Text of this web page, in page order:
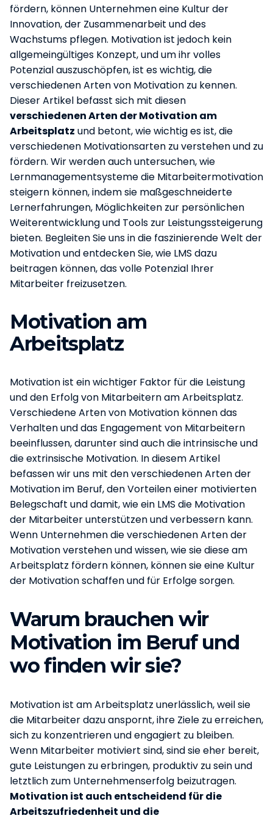
fördern, können Unternehmen eine Kultur der
Innovation, der Zusammenarbeit und des
Wachstums pflegen. Motivation ist jedoch kein
allgemeingültiges Konzept, und um ihr volles
Potenzial auszuschöpfen, ist es wichtig, die
verschiedenen Arten von Motivation zu kennen.
Dieser Artikel befasst sich mit diesen
verschiedenen Arten der Motivation am
Arbeitsplatz und betont, wie wichtig es ist, die
verschiedenen Motivationsarten zu verstehen und zu
fördern. Wir werden auch untersuchen, wie
Lernmanagementsysteme die Mitarbeitermotivation
steigern können, indem sie maßgeschneiderte
Lernerfahrungen, Möglichkeiten zur persönlichen
Weiterentwicklung und Tools zur Leistungssteigerung
bieten. Begleiten Sie uns in die faszinierende Welt der
Motivation und entdecken Sie, wie LMS dazu
beitragen können, das volle Potenzial Ihrer
Mitarbeiter freizusetzen.
Motivation am
Arbeitsplatz
Motivation ist ein wichtiger Faktor für die Leistung
und den Erfolg von Mitarbeitern am Arbeitsplatz.
Verschiedene Arten von Motivation können das
Verhalten und das Engagement von Mitarbeitern
beeinflussen, darunter sind auch die intrinsische und
die extrinsische Motivation. In diesem Artikel
befassen wir uns mit den verschiedenen Arten der
Motivation im Beruf, den Vorteilen einer motivierten
Belegschaft und damit, wie ein LMS die Motivation
der Mitarbeiter unterstützen und verbessern kann.
Wenn Unternehmen die verschiedenen Arten der
Motivation verstehen und wissen, wie sie diese am
Arbeitsplatz fördern können, können sie eine Kultur
der Motivation schaffen und für Erfolge sorgen.
Warum brauchen wir
Motivation im Beruf und
wo finden wir sie?
Motivation ist am Arbeitsplatz unerlässlich, weil sie
die Mitarbeiter dazu anspornt, ihre Ziele zu erreichen,
sich zu konzentrieren und engagiert zu bleiben.
Wenn Mitarbeiter motiviert sind, sind sie eher bereit,
gute Leistungen zu erbringen, produktiv zu sein und
letztlich zum Unternehmenserfolg beizutragen.
Motivation ist auch entscheidend für die
Arbeitszufriedenheit und die